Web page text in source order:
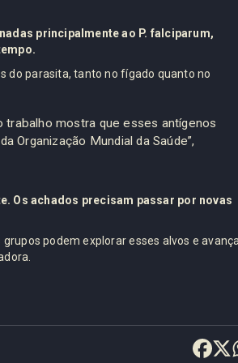
principalmente ao P. falciparum,
do parasita, tanto no fígado quanto no
mostra que esses antígenos
Organização Mundial da Saúde”,
Os achados precisam passar por novas
podem explorar esses alvos e